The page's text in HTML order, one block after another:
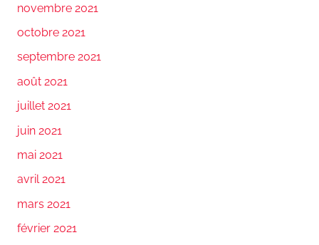
novembre 2021
octobre 2021
septembre 2021
août 2021
juillet 2021
juin 2021
mai 2021
avril 2021
mars 2021
février 2021